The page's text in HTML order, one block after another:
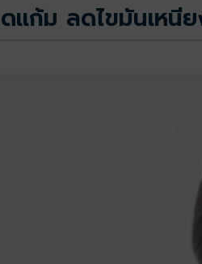
แก้ม ลดไขมันเหนี